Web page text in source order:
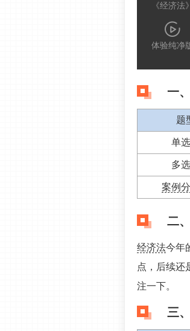
《经济法
体验纯净
一
题
单
多
案例
二
经济法今年
点，后续还
注一下。
三